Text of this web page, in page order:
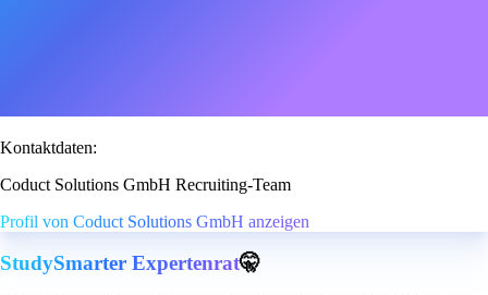
Kontaktdaten:
Coduct Solutions GmbH Recruiting-Team
Profil von Coduct Solutions GmbH anzeigen
StudySmarter Expertenrat🤫